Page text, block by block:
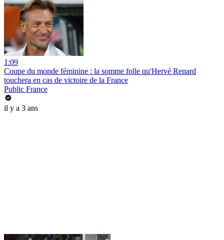
1:09
Coupe du monde féminine : la somme folle qu'Hervé Renard
touchera en cas de victoire de la France
Public France
il y a 3 ans